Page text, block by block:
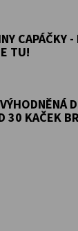
CAPÁČKY
TU!
30 KAČEK